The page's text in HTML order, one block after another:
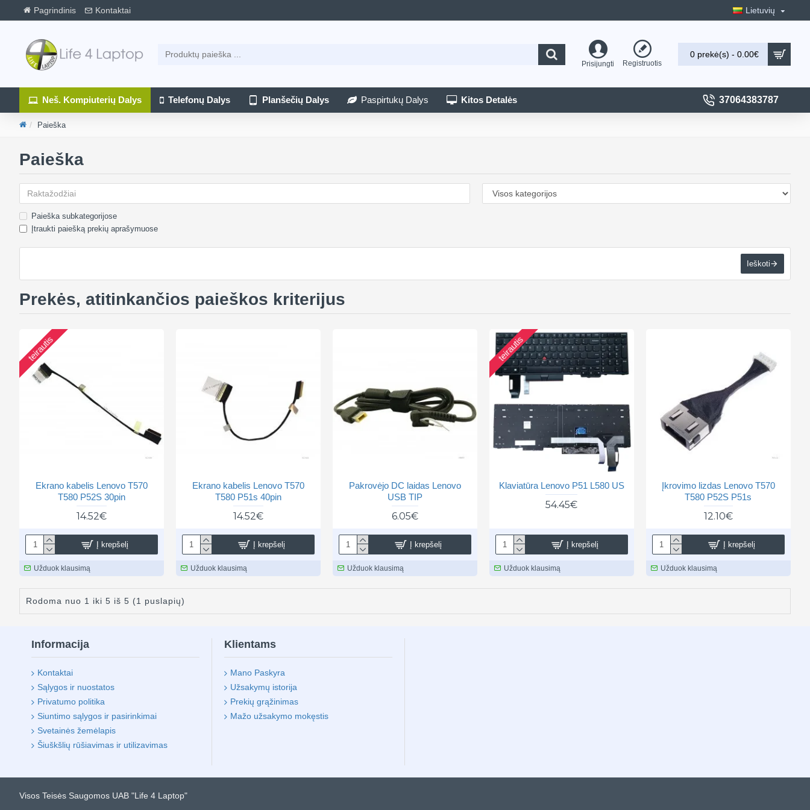
Pagrindinis Kontaktai Lietuvių
Prisijungti Registruotis
0 prekė(s) - 0.00€
Neš. Kompiuterių Dalys Telefonų Dalys Planšečių Dalys Paspirtukų Dalys Kitos Detalės 37064383787
Paieška
Paieška
Paieška subkategorijose
Įtraukti paiešką prekių aprašymuose
Ieškoti
Prekės, atitinkančios paieškos kriterijus
teirautis
Ekrano kabelis Lenovo T570
T580 P52S 30pin
14.52€
Į krepšelį
Užduok klausimą
Ekrano kabelis Lenovo T570
T580 P51s 40pin
14.52€
Į krepšelį
Užduok klausimą
Pakrovėjo DC laidas Lenovo
USB TIP
6.05€
Į krepšelį
Užduok klausimą
teirautis
Klaviatūra Lenovo P51 L580 US
54.45€
Į krepšelį
Užduok klausimą
Įkrovimo lizdas Lenovo T570
T580 P52S P51s
12.10€
Į krepšelį
Užduok klausimą
Rodoma nuo 1 iki 5 iš 5 (1 puslapių)
Informacija
Kontaktai
Sąlygos ir nuostatos
Privatumo politika
Siuntimo sąlygos ir pasirinkimai
Svetainės žemėlapis
Šiuškšlių rūšiavimas ir utilizavimas
Klientams
Mano Paskyra
Užsakymų istorija
Prekių grąžinimas
Mažo užsakymo mokęstis
Visos Teisės Saugomos UAB "Life 4 Laptop"